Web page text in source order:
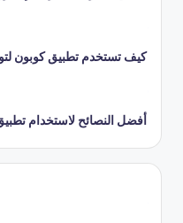
كيف تستخدم تطبيق كوبون
أفضل النصائح لاستخدام